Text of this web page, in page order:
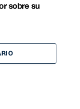
sobre su